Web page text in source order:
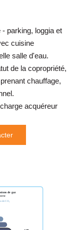
parking, loggia et
cuisine
salle d'eau.
de la copropriété,
chauffage,
acquéreur